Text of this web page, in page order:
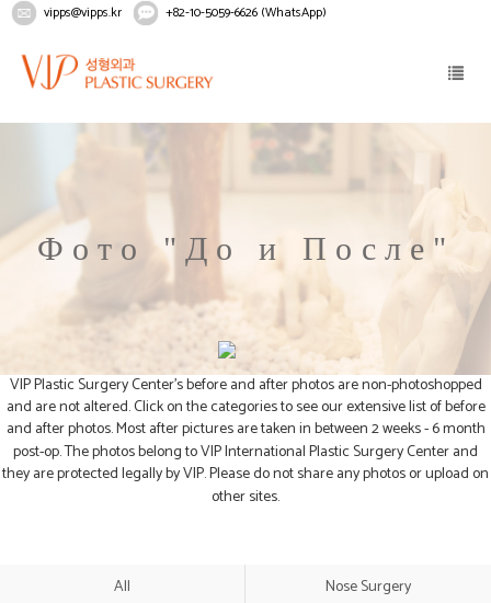
vipps@vipps.kr +82-10-5059-6626 (WhatsApp)
Фото "До и После"
VIP Plastic Surgery Center's before and after photos are non-photoshopped
and are not altered. Click on the categories to see our extensive list of before
and after photos. Most after pictures are taken in between 2 weeks - 6 month
post-op. The photos belong to VIP International Plastic Surgery Center and
they are protected legally by VIP. Please do not share any photos or upload on
other sites.
All
Nose Surgery